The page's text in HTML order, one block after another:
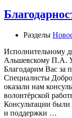
Разделы
Исполнительному
Альшевскому П.А.
Благодарим Вас за
Специалисты
оказали нам
волонтёрской
Консультации были
и поддержки …